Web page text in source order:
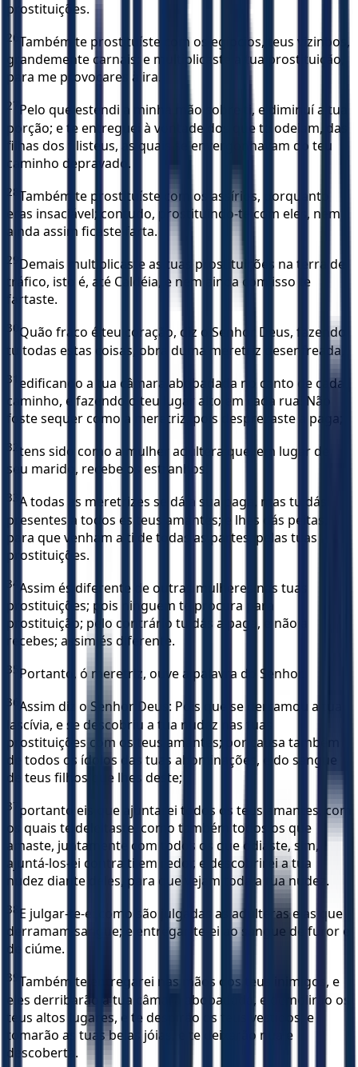
prostituições.
26 Também te prostituíste com os egípcios, teus vizinbos,
grandemente carnais; e multiplicaste a tua prostituição,
para me provocares à ira.
27 Pelo que estendi a minha mão sobre ti, e diminuí a tua
porção; e te entreguei à vontade dos que te odeiam, das
filhas dos filisteus, as quais se envergonhavam do teu
caminho depravado.
28 Também te prostituíste com os assírios, porquanto
eras insaciável; contudo, prostituindo-te com eles, nem
ainda assim ficaste farta.
29 Demais multiplicaste as tuas prostituições na terra de
tráfico, isto é, até Caldéia, e nem ainda com isso te
fartaste.
30 Quão fraco é teu coração, diz o Senhor Deus, fazendo
tu todas estas coisas, obra duma meretriz desenfreada,
31
edificando a tua câmara abobadada no canto de cada
caminho, e fazendo o teu lugar alto em cada rua! Não
foste sequer como a meretriz, pois desprezaste a paga;
32 tens sido como a mulher adúltera que, em lugar de
seu marido, recebe os estranhos.
33 A todas as meretrizes se dá a sua paga, mas tu dás
presentes a todos es teus amantes; e lhes dás peitas,
para que venham a ti de todas as partes, pelas tuas
prostituições.
34 Assim és diferente de outras mulheres nas tuas
prostituições; pois ninguém te procura para
prostituição; pelo contrário tu dás a paga, e não a
recebes; assim és diferente.
35 Portanto, ó meretriz, ouve a palavra do Senhor.
36 Assim diz o Senhor Deus: Pois que se derramou a tua
lascívia, e se descobriu a tua nudez nas tuas
prostituições com os teus amantes; por causa também
de todos os ídolos das tuas abominações, e do sangue
de teus filhos que lhes deste;
37 portanto eis que ajuntarei todos os teus amantes, com
os quais te deleitaste, como também todos os que
amaste, juntamente com todos os que odiaste, sim,
ajuntá-los-ei contra ti em redor, e descobrirei a tua
nudez diante deles, para que vejam toda a tua nudez.
38 E julgar-te-ei como são julgadas as adúlteras e as que
derramam sangue; e entregar-te-ei ao sangue de furor e
de ciúme.
39 Também te entregarei nas mãos dos teus inimigos, e
eles derribarão a tua câmara abobadada, e demolirão os
teus altos lugares, e te despirão os teus vestidos, e
tomarão as tuas belas jóias, e te deixarão nua e
descoberta.